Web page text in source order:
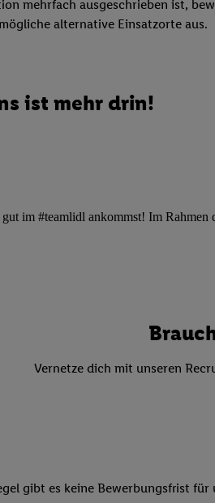
mehrfach ausgeschrieben ist,
alternative Einsatzorte aus.
ist mehr drin!
im #teamlidl ankommst! Im Rahmen
Vernetze dich mit unseren
gibt es keine Bewerbungsfrist
(„consenthub“)oder
Marketing“ am
sämtlicher genannten
Anzeige von
oder Zugriff auf
von Zielgruppen
reduzierter Daten